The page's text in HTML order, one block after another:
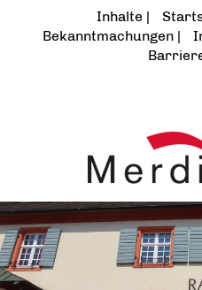
Inhalte
Bekanntmachungen